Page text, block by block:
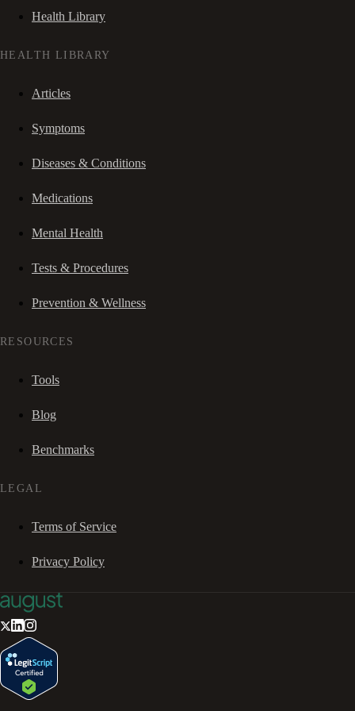
Health Library
HEALTH LIBRARY
Articles
Symptoms
Diseases & Conditions
Medications
Mental Health
Tests & Procedures
Prevention & Wellness
RESOURCES
Tools
Blog
Benchmarks
LEGAL
Terms of Service
Privacy Policy